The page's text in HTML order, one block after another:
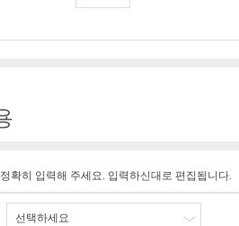
확히 입력해 주세요. 입력하신대로 편집됩니다.
선택하세요